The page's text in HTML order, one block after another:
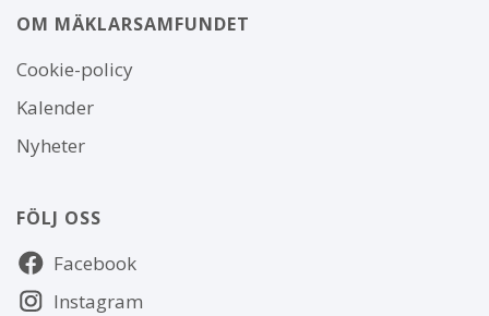
OM MÄKLARSAMFUNDET
Om
webbplatsen
Cookie-policy
Kalender
Nyheter
FÖLJ OSS
Följ
oss Facebook
Instagram